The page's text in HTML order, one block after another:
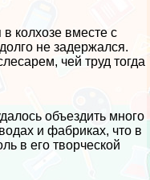
колхозе вместе с
не задержался.
чей труд тогда
объездить много
и фабриках, что в
в его творческой